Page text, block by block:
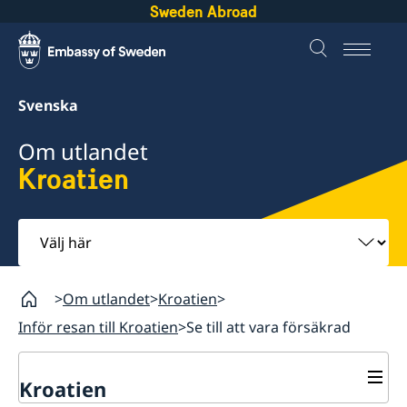
Sweden Abroad
Svenska
Om utlandet
Kroatien
Välj
här
Om utlandet Kroatien
Inför resan till Kroatien Se till att vara försäkrad
Kroatien